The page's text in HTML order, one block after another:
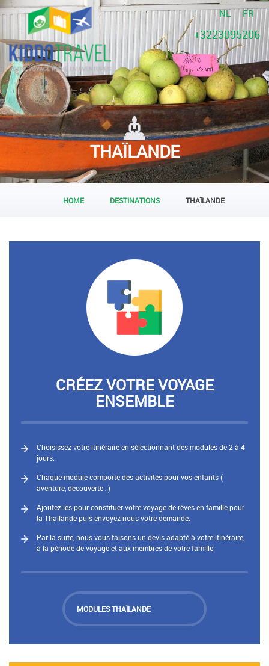
NL FR
+3223095206
THAÏLANDE
HOME DESTINATIONS THAÏLANDE
CRÉEZ VOTRE VOYAGE
ENSEMBLE
Choisissez votre itinéraire en sélectionnant des modules de 2 à 4
jours.
Chaque module comporte des activités pour vos enfants (
aventure, découverte…)
Ajoutez-les pour constituer votre voyage de rêves en famille pour
la Thaïlande puis envoyez-nous votre demande.
Par la suite, nous vous faisons un devis adapté à votre itinéraire,
à la période de voyage et aux membres de votre famille.
MODULES THAÏLANDE